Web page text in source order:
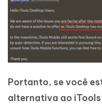
Portanto, se você
alternativa ao